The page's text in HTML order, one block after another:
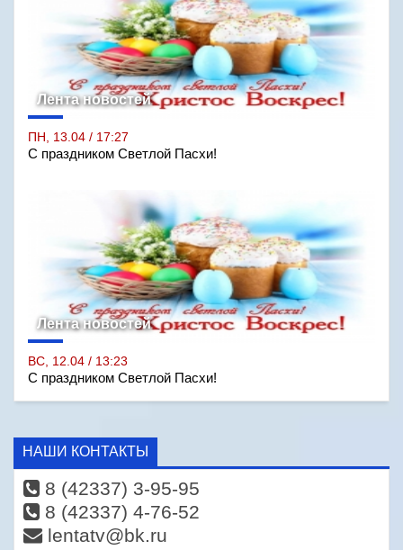
Лента новостей
ПН, 13.04 / 17:27
С праздником Светлой Пасхи!
Лента новостей
ВС, 12.04 / 13:23
С праздником Светлой Пасхи!
НАШИ КОНТАКТЫ
8 (42337) 3-95-95
8 (42337) 4-76-52
lentatv@bk.ru